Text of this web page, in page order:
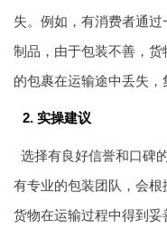
失。例如，有消费者通
制品，由于包装不善，
的包裹在运输途中丢失，
2. 实操建议
选择有良好信誉和口碑
有专业的包装团队，会
货物在运输过程中得到